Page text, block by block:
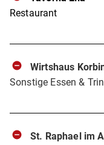
Restaurant
Wirtshaus
Sonstige Essen &
St. Raphael im